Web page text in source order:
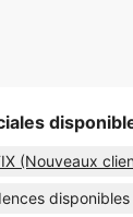
(Nouveaux
disponibles